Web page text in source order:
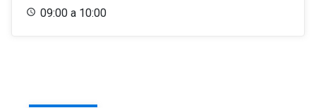
09:00 a 10:00